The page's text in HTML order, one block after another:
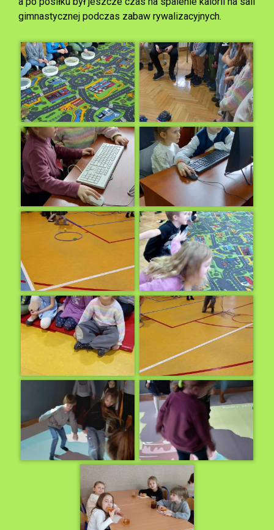
gimnastycznej podczas zabaw rywalizacyjnych.